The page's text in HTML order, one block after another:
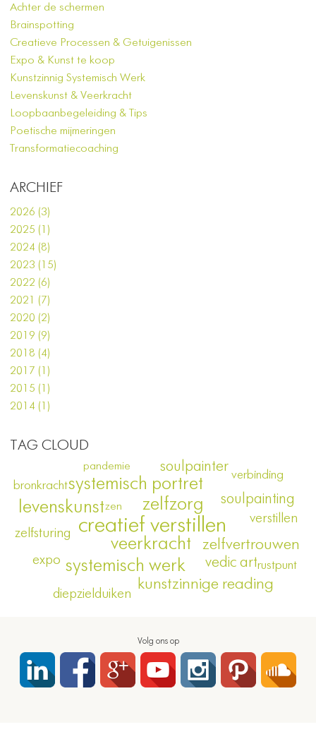
Achter de schermen
Brainspotting
Creatieve Processen & Getuigenissen
Expo & Kunst te koop
Kunstzinnig Systemisch Werk
Levenskunst & Veerkracht
Loopbaanbegeleiding & Tips
Poetische mijmeringen
Transformatiecoaching
ARCHIEF
2026 (3)
2025 (1)
2024 (8)
2023 (15)
2022 (6)
2021 (7)
2020 (2)
2019 (9)
2018 (4)
2017 (1)
2015 (1)
2014 (1)
TAG CLOUD
creatief verstillen
veerkracht
zelfzorg
systemisch portret
systemisch werk
levenskunst
zelfvertrouwen
kunstzinnige reading
soulpainter
soulpainting
vedic art
zelfsturing
diepzielduiken
verstillen
expo
bronkracht
verbinding
rustpunt
zen
pandemie
Volg ons op